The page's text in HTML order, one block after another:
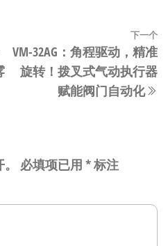
下一个
VM-32AG：角程驱动，精准
旋转！拨叉式气动执行器
赋能阀门自动化
必填项已用 *标注